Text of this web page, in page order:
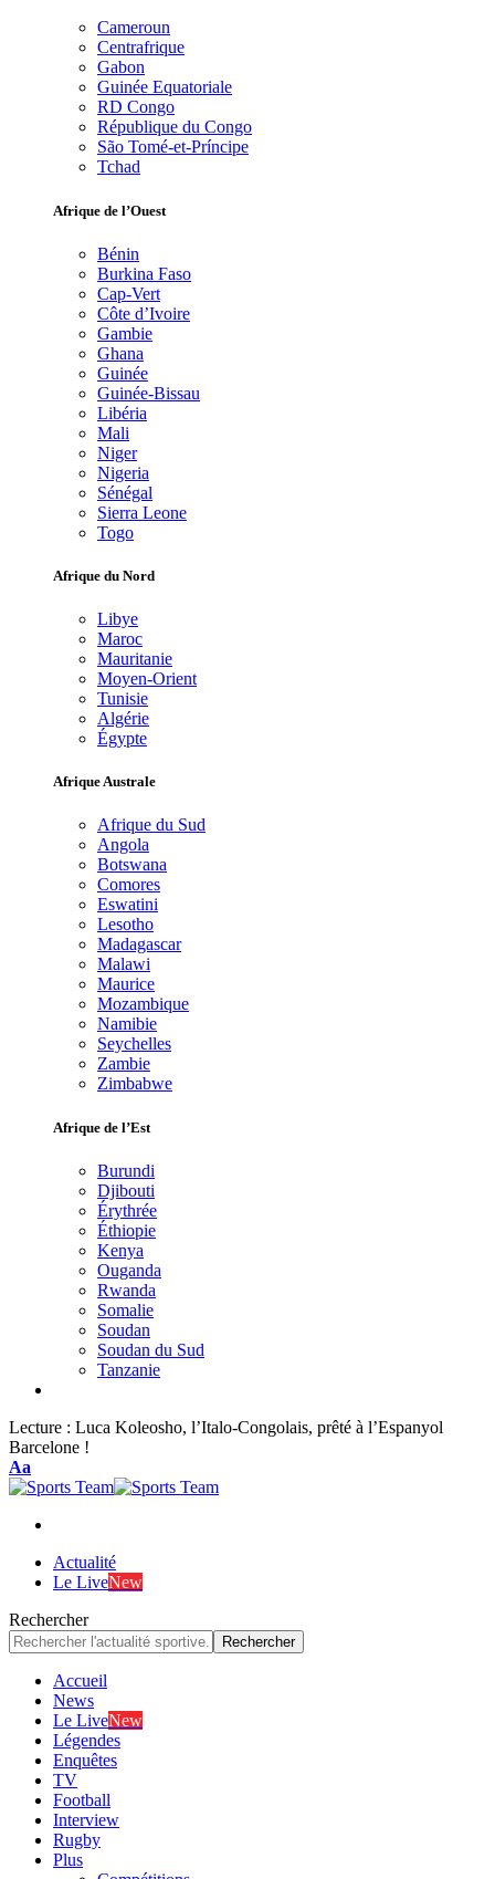
Cameroun
Centrafrique
Gabon
Guinée Equatoriale
RD Congo
République du Congo
São Tomé-et-Príncipe
Tchad
Afrique de l’Ouest
Bénin
Burkina Faso
Cap-Vert
Côte d’Ivoire
Gambie
Ghana
Guinée
Guinée-Bissau
Libéria
Mali
Niger
Nigeria
Sénégal
Sierra Leone
Togo
Afrique du Nord
Libye
Maroc
Mauritanie
Moyen-Orient
Tunisie
Algérie
Égypte
Afrique Australe
Afrique du Sud
Angola
Botswana
Comores
Eswatini
Lesotho
Madagascar
Malawi
Maurice
Mozambique
Namibie
Seychelles
Zambie
Zimbabwe
Afrique de l’Est
Burundi
Djibouti
Érythrée
Éthiopie
Kenya
Ouganda
Rwanda
Somalie
Soudan
Soudan du Sud
Tanzanie
Lecture : Luca Koleosho, l’Italo-Congolais, prêté à l’Espanyol
Barcelone !
Font
Resizer
Aa
Actualité
Le LiveNew
Rechercher
Accueil
News
Le LiveNew
Légendes
Enquêtes
TV
Football
Interview
Rugby
Plus